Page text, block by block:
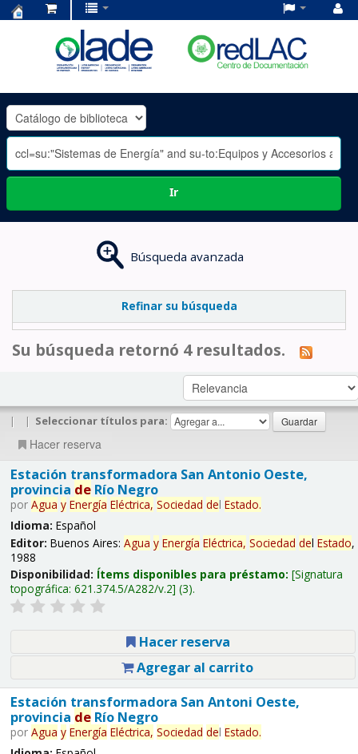
OLADE
-
Ir
Búsqueda avanzada
Refinar su búsqueda
Su búsqueda retornó 4 resultados.
| | Seleccionar títulos para:
Hacer reserva
Estación transformadora San Antonio Oeste,
provincia deRío Negro
por Agua y Energía Eléctrica, Sociedad del Estado.
Idioma: Español
Editor: Buenos Aires: Agua y Energía Eléctrica, Sociedad del Estado,
1988
Disponibilidad: Ítems disponibles para préstamo: Signatura
topográfica: 621.374.5/A282/v.2 (3).
Hacer reserva
Agregar al carrito
Estación transformadora San Antoni Oeste,
provincia deRío Negro
por Agua y Energía Eléctrica, Sociedad del Estado.